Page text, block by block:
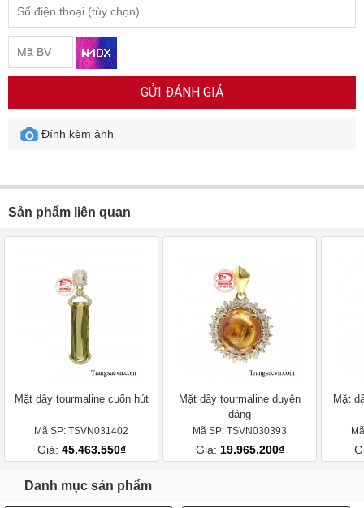
GỬI ĐÁNH GIÁ
Đính kèm ảnh
Sản phẩm liên quan
Mặt dây tourmaline cuốn hút
Mã SP: TSVN031402
Giá: 45.463.550₫
Mặt dây tourmaline duyên
dáng
Mã SP: TSVN030393
Giá: 19.965.200₫
Mặt
Danh mục sản phẩm